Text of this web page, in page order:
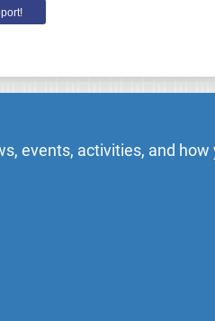
events, activities, and how